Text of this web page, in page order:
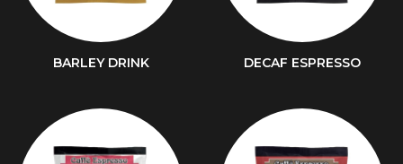
BARLEY DRINK DECAF ESPRESSO